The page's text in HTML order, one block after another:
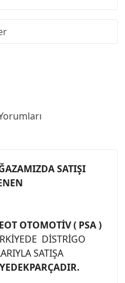
SATIŞI
OTOMOTİV ( PSA )
DİSTRİGO
SATIŞA